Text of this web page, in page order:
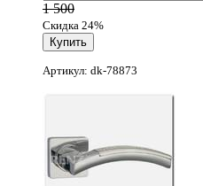
1 500
Скидка 24%
Артикул: dk-78873